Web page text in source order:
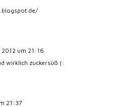
2012 um 21:16
wirklich zuckersüß (:
21:37